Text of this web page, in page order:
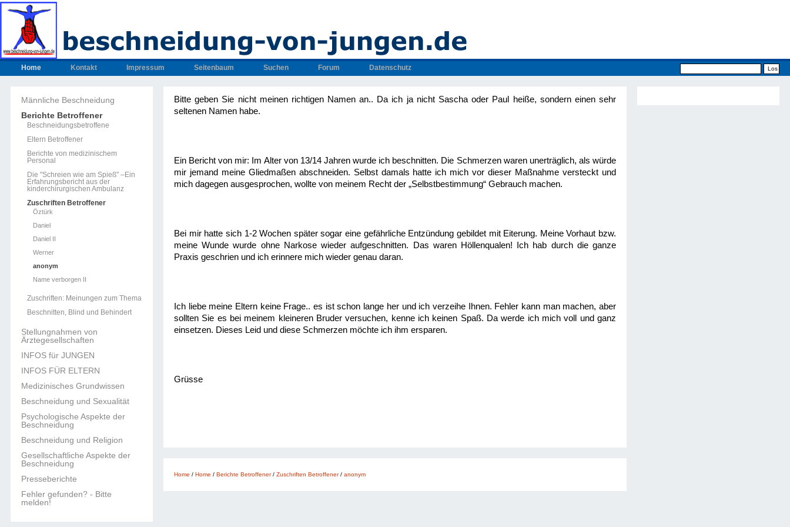
Home Kontakt Impressum Seitenbaum Suchen Forum Datenschutz
Männliche Beschneidung
Berichte Betroffener
Beschneidungsbetroffene
Eltern Betroffener
Berichte von medizinischem
Personal
Die "Schreien wie am Spieß" –Ein
Erfahrungsbericht aus der
kinderchirurgischen Ambulanz
Zuschriften Betroffener
Öztürk
Daniel
Daniel II
Werner
anonym
Name verborgen II
Zuschriften: Meinungen zum Thema
Beschnitten, Blind und Behindert
Stellungnahmen von
Ärztegesellschaften
INFOS für JUNGEN
INFOS FÜR ELTERN
Medizinisches Grundwissen
Beschneidung und Sexualität
Psychologische Aspekte der
Beschneidung
Beschneidung und Religion
Gesellschaftliche Aspekte der
Beschneidung
Presseberichte
Fehler gefunden? - Bitte
melden!
Bitte geben Sie nicht meinen richtigen Namen an.. Da ich ja nicht Sascha oder Paul heiße, sondern einen sehr
seltenen Namen habe.
Ein Bericht von mir: Im Alter von 13/14 Jahren wurde ich beschnitten. Die Schmerzen waren unerträglich, als würde
mir jemand meine Gliedmaßen abschneiden. Selbst damals hatte ich mich vor dieser Maßnahme versteckt und
mich dagegen ausgesprochen, wollte von meinem Recht der „Selbstbestimmung“ Gebrauch machen.
Bei mir hatte sich 1-2 Wochen später sogar eine gefährliche Entzündung gebildet mit Eiterung. Meine Vorhaut bzw.
meine Wunde wurde ohne Narkose wieder aufgeschnitten. Das waren Höllenqualen! Ich hab durch die ganze
Praxis geschrien und ich erinnere mich wieder genau daran.
Ich liebe meine Eltern keine Frage.. es ist schon lange her und ich verzeihe Ihnen. Fehler kann man machen, aber
sollten Sie es bei meinem kleineren Bruder versuchen, kenne ich keinen Spaß. Da werde ich mich voll und ganz
einsetzen. Dieses Leid und diese Schmerzen möchte ich ihm ersparen.
Grüsse
Home / Home / Berichte Betroffener/ Zuschriften Betroffener/ anonym